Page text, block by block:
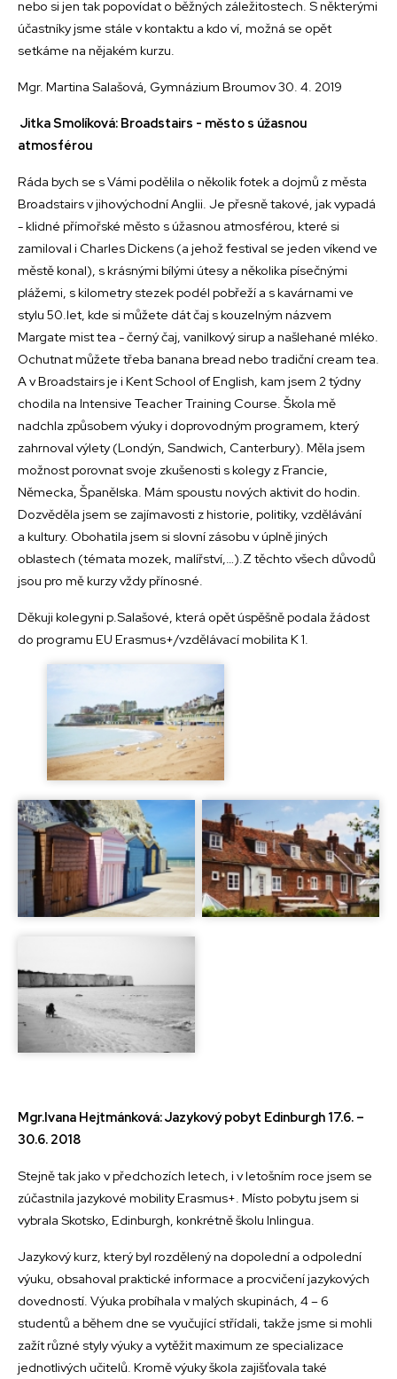
nebo si jen tak popovídat o běžných záležitostech. S některými
účastníky jsme stále v kontaktu a kdo ví, možná se opět
setkáme na nějakém kurzu.
Mgr. Martina Salašová, Gymnázium Broumov 30. 4. 2019
Jitka Smolíková: Broadstairs - město s úžasnou
atmosférou
Ráda bych se s Vámi podělila o několik fotek a dojmů z města
Broadstairs v jihovýchodní Anglii. Je přesně takové, jak vypadá
- klidné přímořské město s úžasnou atmosférou, které si
zamiloval i Charles Dickens (a jehož festival se jeden víkend ve
městě konal), s krásnými bílými útesy a několika písečnými
plážemi, s kilometry stezek podél pobřeží a s kavárnami ve
stylu 50.let, kde si můžete dát čaj s kouzelným názvem
Margate mist tea - černý čaj, vanilkový sirup a našlehané mléko.
Ochutnat můžete třeba banana bread nebo tradiční cream tea.
A v Broadstairs je i Kent School of English, kam jsem 2 týdny
chodila na Intensive Teacher Training Course. Škola mě
nadchla způsobem výuky i doprovodným programem, který
zahrnoval výlety (Londýn, Sandwich, Canterbury). Měla jsem
možnost porovnat svoje zkušenosti s kolegy z Francie,
Německa, Španělska. Mám spoustu nových aktivit do hodin.
Dozvěděla jsem se zajímavosti z historie, politiky, vzdělávání
a kultury. Obohatila jsem si slovní zásobu v úplně jiných
oblastech (témata mozek, malířství,…).Z těchto všech důvodů
jsou pro mě kurzy vždy přínosné.
Děkuji kolegyni p.Salašové, která opět úspěšně podala žádost
do programu EU Erasmus+/vzdělávací mobilita K 1.
Mgr.Ivana Hejtmánková: Jazykový pobyt Edinburgh 17.6. –
30.6. 2018
Stejně tak jako v předchozích letech, i v letošním roce jsem se
zúčastnila jazykové mobility Erasmus+. Místo pobytu jsem si
vybrala Skotsko, Edinburgh, konkrétně školu Inlingua.
Jazykový kurz, který byl rozdělený na dopolední a odpolední
výuku, obsahoval praktické informace a procvičení jazykových
dovedností. Výuka probíhala v malých skupinách, 4 – 6
studentů a během dne se vyučující střídali, takže jsme si mohli
zažít různé styly výuky a vytěžit maximum ze specializace
jednotlivých učitelů. Kromě výuky škola zajišťovala také